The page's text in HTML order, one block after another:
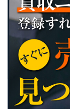
スポーツ用
スポーツ用
スポーツ用
スポーツ用